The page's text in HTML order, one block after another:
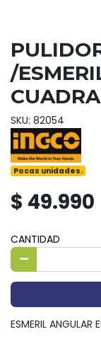
/
SKU: 82054
Pocas unidades.
$ 49.990
CANTIDAD
ESMERIL